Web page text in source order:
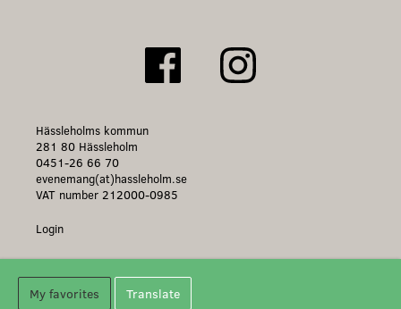
My favorites Translate
Hässleholms kommun
281 80 Hässleholm
0451-26 66 70
evenemang(at)hassleholm.se
VAT number 212000-0985
Login